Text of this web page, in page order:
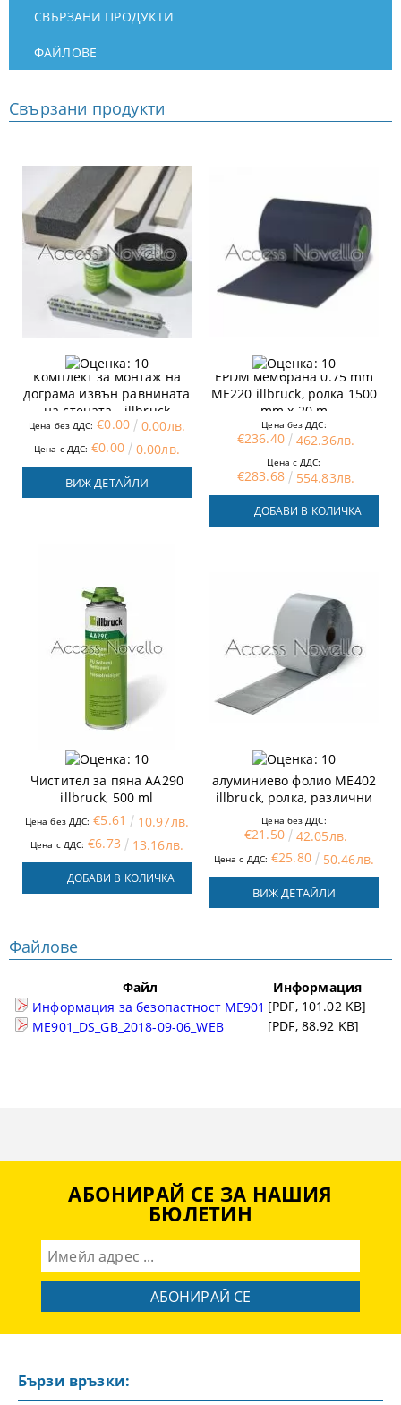
СВЪРЗАНИ ПРОДУКТИ
ФАЙЛОВЕ
Свързани продукти
Комплект за монтаж на
дограма извън равнината
на стената - illbruck
Цена без ДДС: €0.00 0.00лв.
Цена с ДДС: €0.00 0.00лв.
ВИЖ ДЕТАЙЛИ
EPDM мембрана 0.75 mm
ME220 illbruck, ролка 1500
mm x 20 m
Цена без ДДС:
€236.40 462.36лв.
Цена с ДДС:
€283.68 554.83лв.
ДОБАВИ В КОЛИЧКА
Чистител за пяна AA290
illbruck, 500 ml
Цена без ДДС: €5.61 10.97лв.
Цена с ДДС: €6.73 13.16лв.
ДОБАВИ В КОЛИЧКА
Бутил лепенка с
алуминиево фолио ME402
illbruck, ролка, различни
размери
Цена без ДДС:
€21.50 42.05лв.
Цена с ДДС: €25.80 50.46лв.
ВИЖ ДЕТАЙЛИ
Файлове
Файл
Информация
Информация за безопастност ME901 [PDF, 101.02 KB]
ME901_DS_GB_2018-09-06_WEB
[PDF, 88.92 KB]
АБОНИРАЙ СЕ ЗА НАШИЯ
БЮЛЕТИН
Бързи връзки: